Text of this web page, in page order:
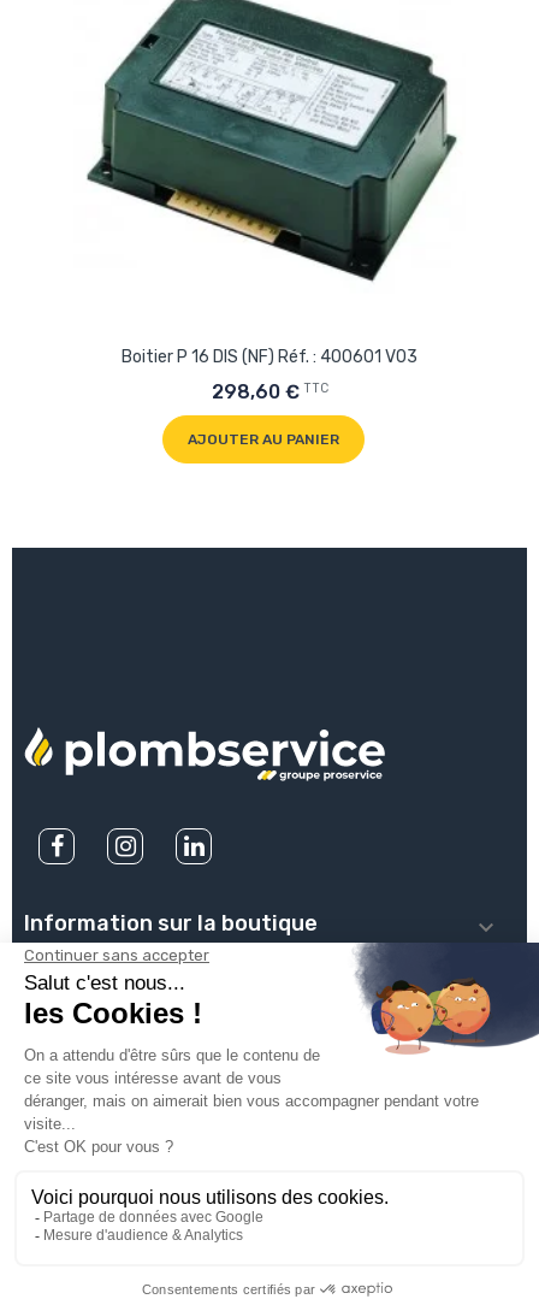
Boitier P 16 DIS (NF) Réf. : 400601 V03
298,60 € TTC
AJOUTER AU PANIER
Information sur la boutique 
PLOMBSERVICE 
INFOS PRATIQUES 
VOTRE COMPTE 
Groupe Proservice